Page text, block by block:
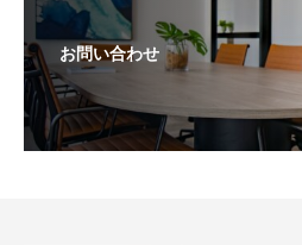
お問い合わせ